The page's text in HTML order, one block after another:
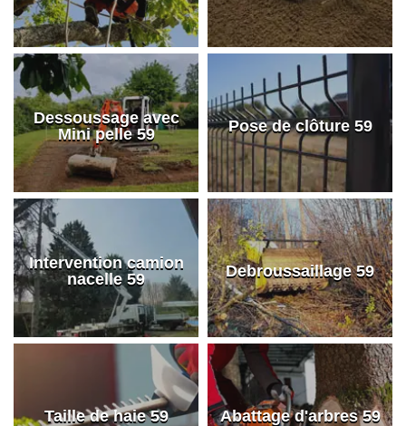
Dessoussage avec
Mini pelle 59
Pose de clôture 59
Intervention camion
nacelle 59
Debroussaillage 59
Taille de haie 59 Abattage d'arbres 59